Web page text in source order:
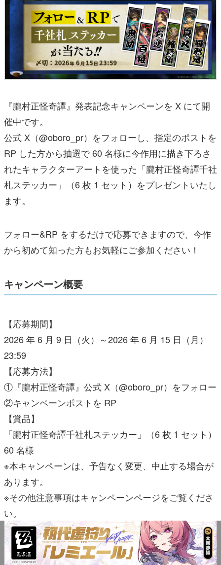
『朧村正怪奇譚』発表記念キャンペーンを X にて開
催中です。
公式 X（@oboro_pr）をフォローし、指定のポストを
RP した方から抽選で 60 名様に今作用に描き下ろさ
れたキャラクターアートを使った「朧村正怪奇譚千社
札ステッカー」（6 枚 1 セット）をプレゼントいたし
ます。
フォロー&RP をするだけで応募できますので、今作
から初めて知った方もお気軽にご参加ください！
キャンペーン概要
【応募期間】
2026 年 6 月 9 日（火）～2026 年 6 月 15 日（月）
23:59
【応募方法】
①『朧村正怪奇譚』公式 X（@oboro_pr）をフォロー
②キャンペーンポストを RP
【賞品】
「朧村正怪奇譚千社札ステッカー」（6 枚 1 セット）
60 名様
※本キャンペーンは、予告なく変更、中止する場合が
あります。
※その他注意事項はキャンペーンページをご覧くださ
い。
https://oboromuramasakaikitan.marv.jp/news/article/3
784
————————————————————————